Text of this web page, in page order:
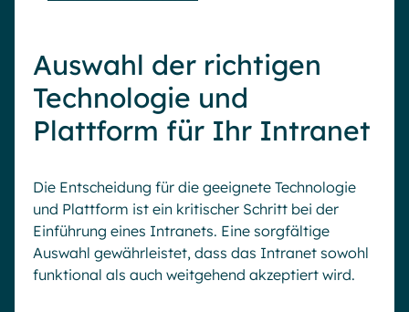
Auswahl der richtigen
Technologie und
Plattform für Ihr Intranet
Die Entscheidung für die geeignete Technologie
und Plattform ist ein kritischer Schritt bei der
Einführung eines Intranets. Eine sorgfältige
Auswahl gewährleistet, dass das Intranet sowohl
funktional als auch weitgehend akzeptiert wird.